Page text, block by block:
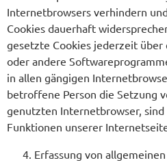
Internetbrowsers verhindern
Cookies dauerhaft
gesetzte Cookies jederzeit
oder andere
in allen gängigen
betroffene Person die Setzung
genutzten Internetbrowser,
Funktionen unserer
Erfassung von